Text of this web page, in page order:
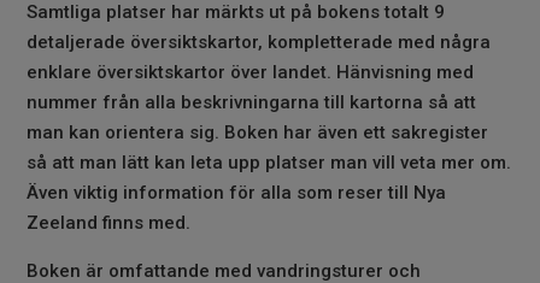
Samtliga platser har märkts ut på bokens totalt 9
detaljerade översiktskartor, kompletterade med några
enklare översiktskartor över landet. Hänvisning med
nummer från alla beskrivningarna till kartorna så att
man kan orientera sig. Boken har även ett sakregister
så att man lätt kan leta upp platser man vill veta mer om.
Även viktig information för alla som reser till Nya
Zeeland finns med.
Boken är omfattande med vandringsturer och